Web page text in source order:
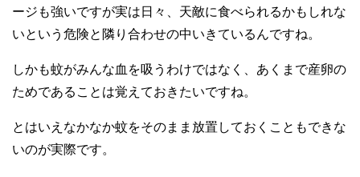
ージも強いですが実は日々、天敵に食べられるかもしれな
いという危険と隣り合わせの中いきているんですね。
しかも蚊がみんな血を吸うわけではなく、あくまで産卵の
ためであることは覚えておきたいですね。
とはいえなかなか蚊をそのまま放置しておくこともできな
いのが実際です。